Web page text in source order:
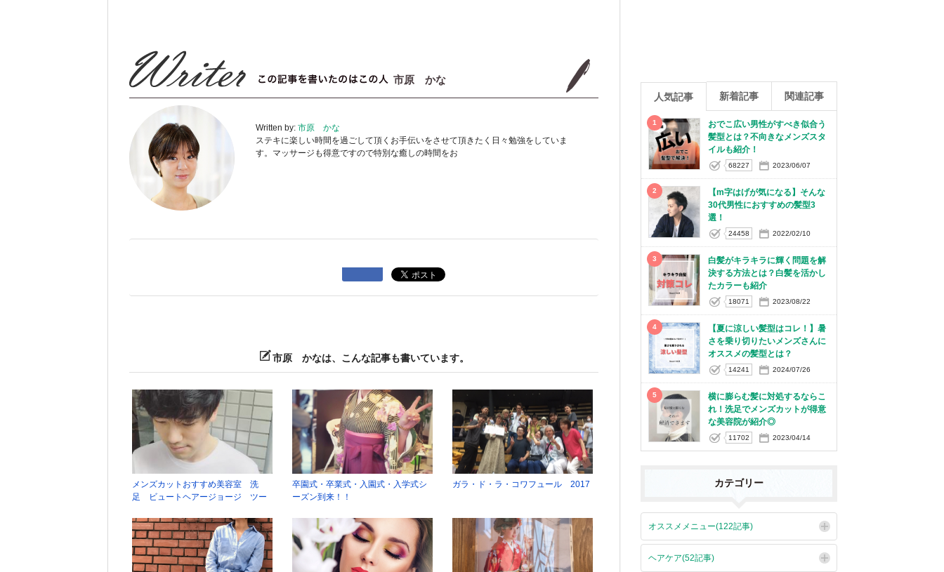
市原 かな
Written by: 市原 かな
ステキに楽しい時間を過ごして頂くお手伝いをさせて頂きたく日々勉強をしていま
す。マッサージも得意ですので特別な癒しの時間をお
市原 かなは、こんな記事も書いています。
メンズカットおすすめ美容室 洗
足 ビュートヘアージョージ ツー
卒園式・卒業式・入園式・入学式シ
ーズン到来！！
ガラ・ド・ラ・コワフュール 2017
人気記事 新着記事 関連記事
1
おでこ広い男性がすべき似合う
髪型とは？不向きなメンズスタ
イルも紹介！
68227 2023/06/07
2
【m字はげが気になる】そんな
30代男性におすすめの髪型3
選！
24458 2022/02/10
3
白髪がキラキラに輝く問題を解
決する方法とは？白髪を活かし
たカラーも紹介
18071 2023/08/22
4
【夏に涼しい髪型はコレ！】暑
さを乗り切りたいメンズさんに
オススメの髪型とは？
14241 2024/07/26
5
横に膨らむ髪に対処するならこ
れ！洗足でメンズカットが得意
な美容院が紹介◎
11702 2023/04/14
カテゴリー
オススメメニュー(122記事)
ヘアケア(52記事)